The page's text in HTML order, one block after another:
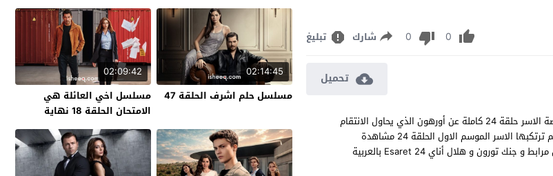
0
0 شارك تبليغ
تحميل
مسلسل الاسر الحلقة 24 مترجم قصة عشق اون لاين بجودة عالية النقاء تدور احداث قصة الاسر حلقة 24 كاملة عن أورهون الذي يحاول الانتقام
لمقتل شقيقته وحراء التي تعيش مقيدة بالعبودية وتجد نفسها متهمة ظلماً بجريمة لم ترتكبها الاسر الموسم الاول الحلقة 24 مشاهدة
وتحميل جميع حلقات مسلسل الدراما والاثارة والتشويق التركي الاسر 24 بطولة محاسن مرابط و جنك تورون و هلال أناي Esaret 24 بالعربية
02:14:45
مسلسل حلم اشرف الحلقة 47
02:09:42
مسلسل اخي العائلة هي
الامتحان الحلقة 18 نهاية
الموسم